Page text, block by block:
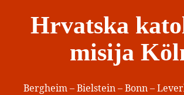
Hrvatska
misija
Bergheim – Bielstein – Bonn –